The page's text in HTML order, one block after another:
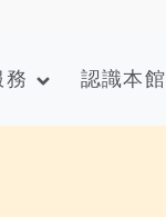
務 認識本館